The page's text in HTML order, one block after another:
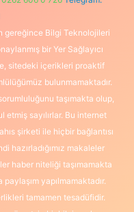
gereğince Bilgi Teknolojileri
bir Yer Sağlayıcı
sitedeki içerikleri proaktif
bulunmamaktadır.
taşımakta olup,
sayılırlar. Bu internet
şirketi ile hiçbir bağlantısı
hazırladığımız makaleler
haber niteliği taşımamakta
yapılmamaktadır.
tamamen tesadüfidir.